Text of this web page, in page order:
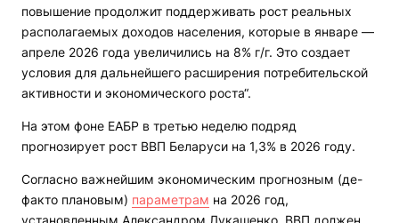
повышение продолжит поддерживать рост реальных
располагаемых доходов населения, которые в январе —
апреле 2026 года увеличились на 8% г/г. Это создает
условия для дальнейшего расширения потребительской
активности и экономического роста“.
На этом фоне ЕАБР в третью неделю подряд
прогнозирует рост ВВП Беларуси на 1,3% в 2026 году.
Согласно важнейшим экономическим прогнозным (де-
факто плановым) параметрам на 2026 год,
установленным Александром Лукашенко, ВВП должен